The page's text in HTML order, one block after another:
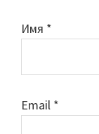
Имя *
Email *